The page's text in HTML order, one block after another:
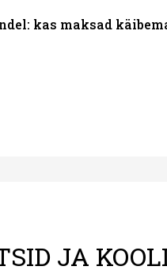
kas maksad
JA